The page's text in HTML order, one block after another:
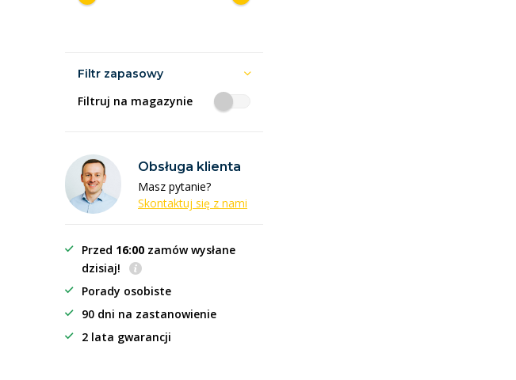
Filtr zapasowy
Filtruj na magazynie
Obsługa klienta
Masz pytanie?
Skontaktuj się z nami
Przed 16:00 zamów wysłane
dzisiaj!
Porady osobiste
90 dni na zastanowienie
2 lata gwarancji